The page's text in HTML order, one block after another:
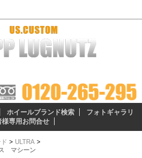
ホイールブランド検索
フォトギャラリ
様専用お問合せ
> ULTRA >
マシーン